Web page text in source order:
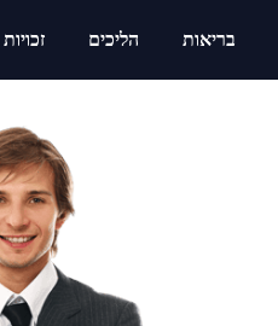
בריאות הליכים זכויות